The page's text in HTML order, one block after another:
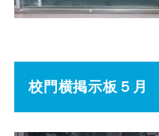
校門横掲示板５月